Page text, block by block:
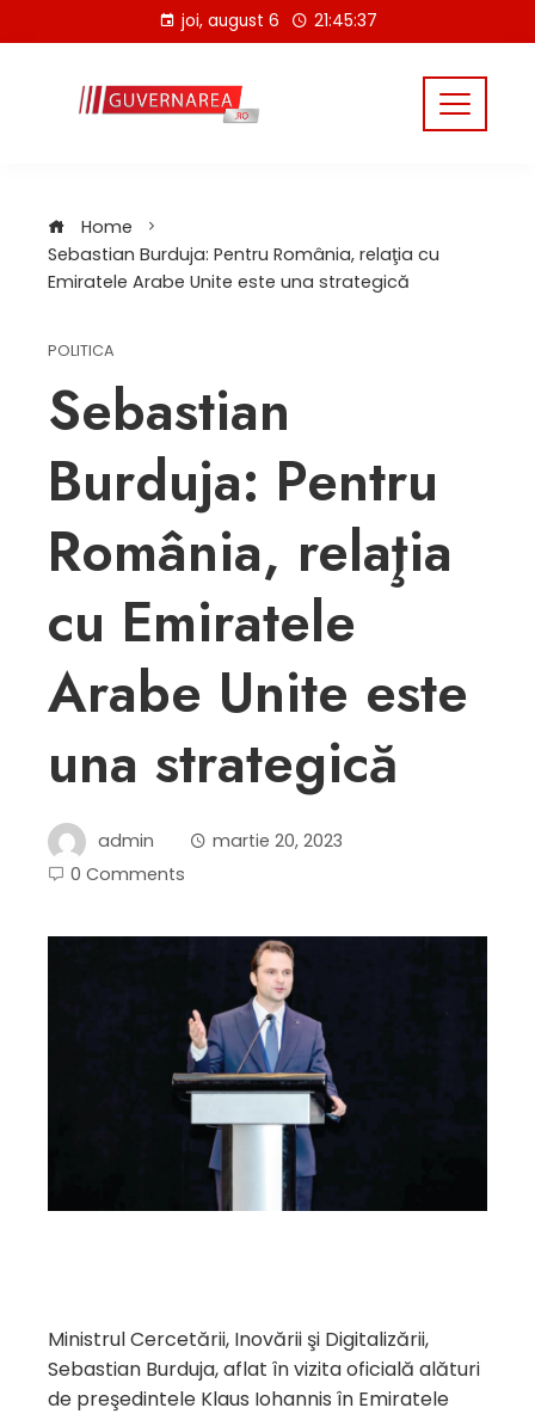
to
joi, august 6 21:45:37
Home
Sebastian Burduja: Pentru România, relaţia cu
Emiratele Arabe Unite este una strategică
POLITICA
Sebastian
Burduja: Pentru
România, relaţia
cu Emiratele
Arabe Unite este
una strategică
admin
martie 20, 2023
0 Comments
Ministrul Cercetării, Inovării şi Digitalizării,
Sebastian Burduja, aflat în vizita oficială alături
de preşedintele Klaus Iohannis în Emiratele